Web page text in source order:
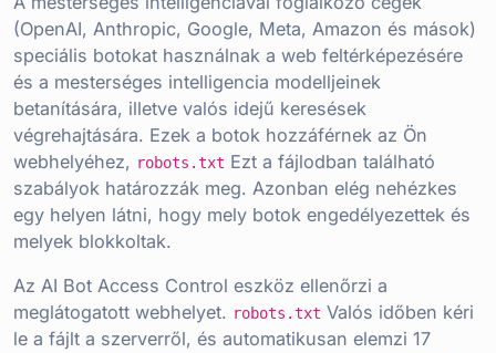
(OpenAI, Anthropic, Google, Meta, Amazon és mások)
speciális botokat használnak a web feltérképezésére
és a mesterséges intelligencia modelljeinek
betanítására, illetve valós idejű keresések
végrehajtására. Ezek a botok hozzáférnek az Ön
webhelyéhez, robots.txt Ezt a fájlodban található
szabályok határozzák meg. Azonban elég nehézkes
egy helyen látni, hogy mely botok engedélyezettek és
melyek blokkoltak.
Az AI Bot Access Control eszköz ellenőrzi a
meglátogatott webhelyet. robots.txt Valós időben kéri
le a fájlt a szerverről, és automatikusan elemzi 17